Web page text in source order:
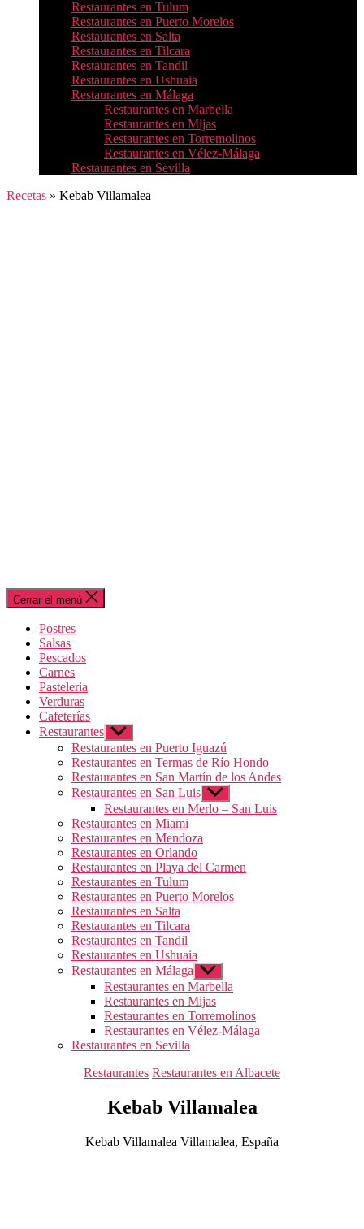
Restaurantes en Tulum
Restaurantes en Puerto Morelos
Restaurantes en Salta
Restaurantes en Tilcara
Restaurantes en Tandil
Restaurantes en Ushuaia
Restaurantes en Málaga
Restaurantes en Marbella
Restaurantes en Mijas
Restaurantes en Torremolinos
Restaurantes en Vélez-Málaga
Restaurantes en Sevilla
Recetas » Kebab Villamalea
Cerrar el menú
Postres
Salsas
Pescados
Carnes
Pasteleria
Verduras
Cafeterías
Restaurantes Mostrar
el
submenú
Restaurantes en Puerto Iguazú
Restaurantes en Termas de Río Hondo
Restaurantes en San Martín de los Andes
Restaurantes en San Luis Mostrar
el
submenú
Restaurantes en Merlo – San Luis
Restaurantes en Miami
Restaurantes en Mendoza
Restaurantes en Orlando
Restaurantes en Playa del Carmen
Restaurantes en Tulum
Restaurantes en Puerto Morelos
Restaurantes en Salta
Restaurantes en Tilcara
Restaurantes en Tandil
Restaurantes en Ushuaia
Restaurantes en Málaga Mostrar
el
submenú
Restaurantes en Marbella
Restaurantes en Mijas
Restaurantes en Torremolinos
Restaurantes en Vélez-Málaga
Restaurantes en Sevilla
Categorías
Restaurantes Restaurantes en Albacete
Kebab Villamalea
Kebab Villamalea Villamalea, España